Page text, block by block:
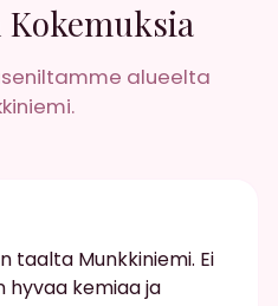
Kokemuksia
alueelta
taalta Munkkiniemi. Ei
hyvaa kemiaa ja